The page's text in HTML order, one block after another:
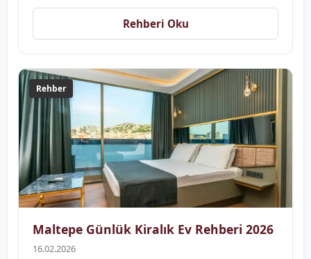
Rehberi Oku
Rehber
Maltepe Günlük Kiralık Ev Rehberi 2026
16.02.2026